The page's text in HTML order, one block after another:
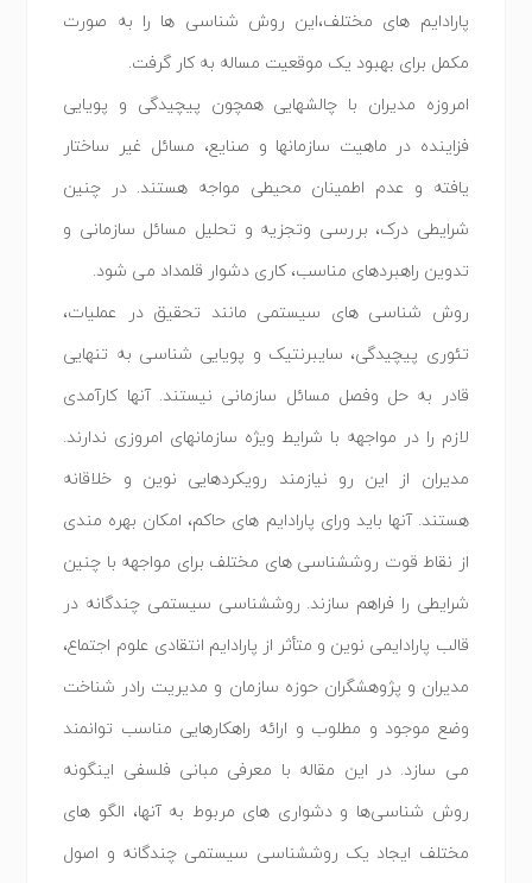
پارادایم های مختلف،این روش شناسی ها را به صورت
مکمل برای بهبود یک موقعیت مساله به کار گرفت.
امروزه مدیران با چالشهایی همچون پیچیدگی و پویایی
فزاینده در ماهیت سازمانها و صنایع، مسائل غیر ساختار
یافته و عدم اطمینان محیطی مواجه هستند. در چنین
شرایطی درک، بررسی وتجزیه و تحلیل مسائل سازمانی و
تدوین راهبردهای مناسب، کاری دشوار قلمداد می شود.
روش شناسی های سیستمی مانند تحقیق در عملیات،
تئوری پیچیدگی، سایبرنتیک و پویایی شناسی به تنهایی
قادر به حل وفصل مسائل سازمانی نیستند. آنها کارآمدی
لازم را در مواجهه با شرایط ویژه سازمانهای امروزی ندارند.
مدیران از این رو نیازمند رویکردهایی نوین و خلاقانه
هستند. آنها باید ورای پارادایم های حاکم، امکان بهره مندی
از نقاط قوت روششناسی های مختلف برای مواجهه با چنین
شرایطی را فراهم سازند. روششناسی سیستمی چندگانه در
قالب پارادایمی نوین و متأثر از پارادایم انتقادی علوم اجتماع،
مدیران و پژوهشگران حوزه سازمان و مدیریت رادر شناخت
وضع موجود و مطلوب و ارائه راهکارهایی مناسب توانمند
می سازد. در این مقاله با معرفی مبانی فلسفی اینگونه
روش شناسی‌ها و دشواری های مربوط به آنها، الگو های
مختلف ایجاد یک روششناسی سیستمی چندگانه و اصول